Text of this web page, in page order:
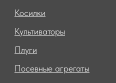
Косилки
Культиваторы
Плуги
Посевные агрегаты